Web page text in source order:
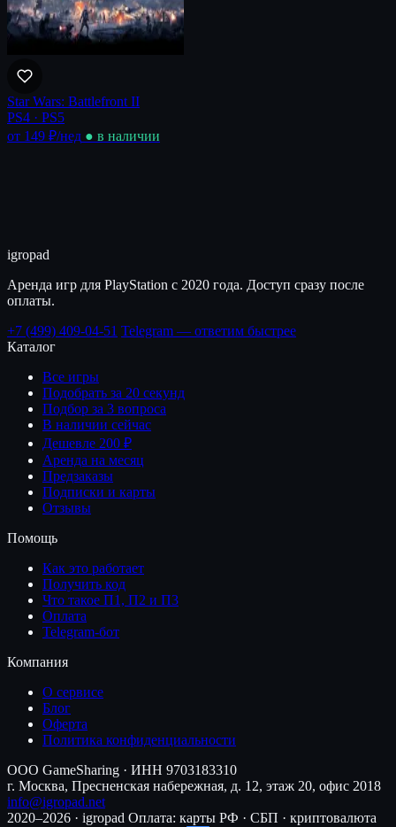
Star Wars: Battlefront II
PS4 · PS5
от 149 ₽/нед ● в наличии
igropad
Аренда игр для PlayStation с 2020 года. Доступ сразу после
оплаты.
+7 (499) 409-04-51 Telegram — ответим быстрее
Каталог
Все игры
Подобрать за 20 секунд
Подбор за 3 вопроса
В наличии сейчас
Дешевле 200 ₽
Аренда на месяц
Предзаказы
Подписки и карты
Отзывы
Помощь
Как это работает
Получить код
Что такое П1, П2 и П3
Оплата
Telegram-бот
Компания
О сервисе
Блог
Оферта
Политика конфиденциальности
ООО GameSharing · ИНН 9703183310
г. Москва, Пресненская набережная, д. 12, этаж 20, офис 2018
info@igropad.net
2020–2026 · igropad Оплата: карты РФ · СБП · криптовалюта